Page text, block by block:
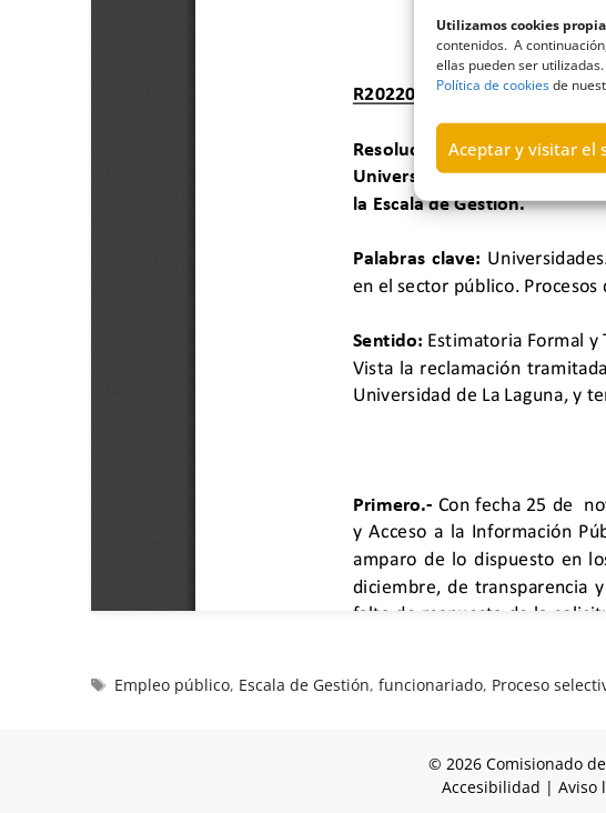
Utilizamos cookies
contenidos. A
ellas pueden ser
Política de cookiesde
Aceptar y visitar el
Empleo público, Escala de Gestión,funcionariado, Proceso
© 2026 Comisionado
Accesibilidad | Aviso